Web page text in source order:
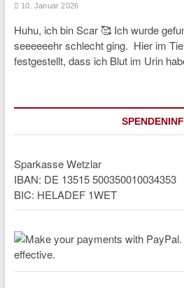
10. Januar 2026
Huhu, ich bin Scar 🥰 Ich wurde
seeeeeehr schlecht ging. Hier im
festgestellt, dass ich Blut im Urin
Sparkasse Wetzlar
IBAN: DE 13515 500350010034353
BIC: HELADEF 1WET